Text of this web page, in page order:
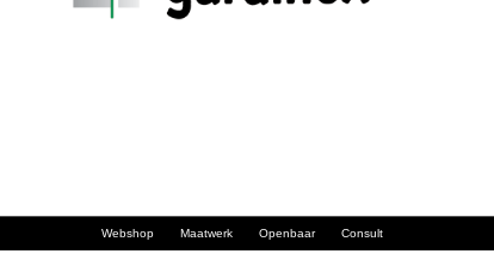
Webshop Maatwerk Openbaar Consult